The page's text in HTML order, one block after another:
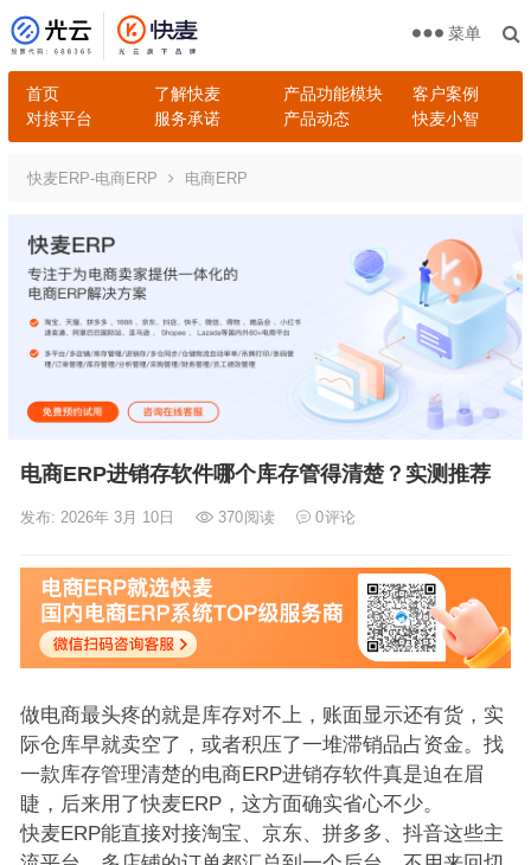
首页 了解快麦 产品功能模块
客户案例
对接平台
服务承诺 产品动态 快麦小智
菜单
快麦ERP-电商ERP 电商ERP
电商ERP进销存软件哪个库存管得清楚？实测推荐
发布: 2026年 3月 10日 370阅读 0评论
做电商最头疼的就是库存对不上，账面显示还有货，实
际仓库早就卖空了，或者积压了一堆滞销品占资金。找
一款库存管理清楚的电商ERP进销存软件真是迫在眉
睫，后来用了快麦ERP，这方面确实省心不少。
快麦ERP能直接对接淘宝、京东、拼多多、抖音这些主